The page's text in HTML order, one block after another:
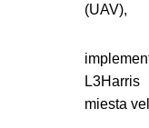
(UAV),
miesta